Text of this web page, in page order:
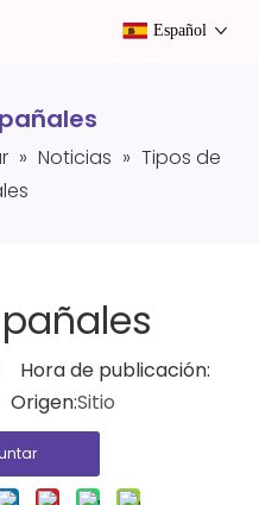
Español
» Noticias » Tipos de
de publicación:
Sitio